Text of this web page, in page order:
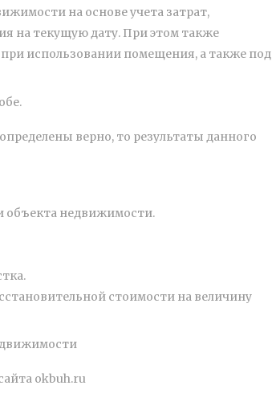
на основе учета затрат,
на текущую дату. При этом также
использовании помещения, а также под
верно, то результаты данного
объекта недвижимости.
стоимости на величину
okbuh.ru